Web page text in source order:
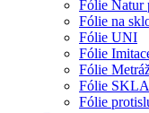
Fólie Natur
Fólie na
Fólie UNI
Fólie
Fólie
Fólie
Fólie